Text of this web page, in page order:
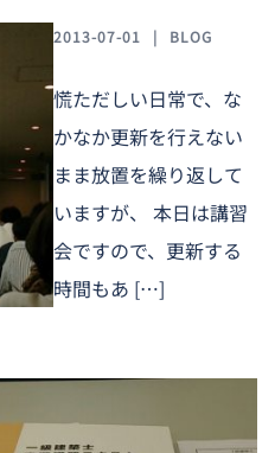
2013-07-01 BLOG
慌ただしい日常で、な
かなか更新を行えない
まま放置を繰り返して
いますが、 本日は講習
会ですので、更新する
時間もあ […]